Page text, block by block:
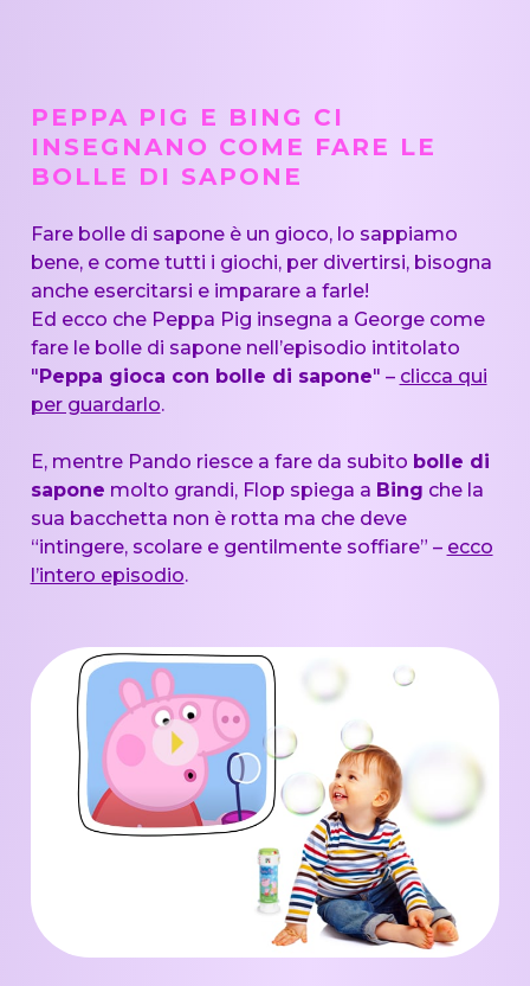
PEPPA PIG E BING CI
INSEGNANO COME FARE LE
BOLLE DI SAPONE
Fare bolle di sapone è un gioco, lo sappiamo
bene, e come tutti i giochi, per divertirsi, bisogna
anche esercitarsi e imparare a farle!
Ed ecco che Peppa Pig insegna a George come
fare le bolle di sapone nell’episodio intitolato
"Peppa gioca con bolle di sapone" – clicca qui
per guardarlo.
E, mentre Pando riesce a fare da subito bolle di
sapone molto grandi, Flop spiega a Bing che la
sua bacchetta non è rotta ma che deve
“intingere, scolare e gentilmente soffiare” – ecco
l’intero episodio.